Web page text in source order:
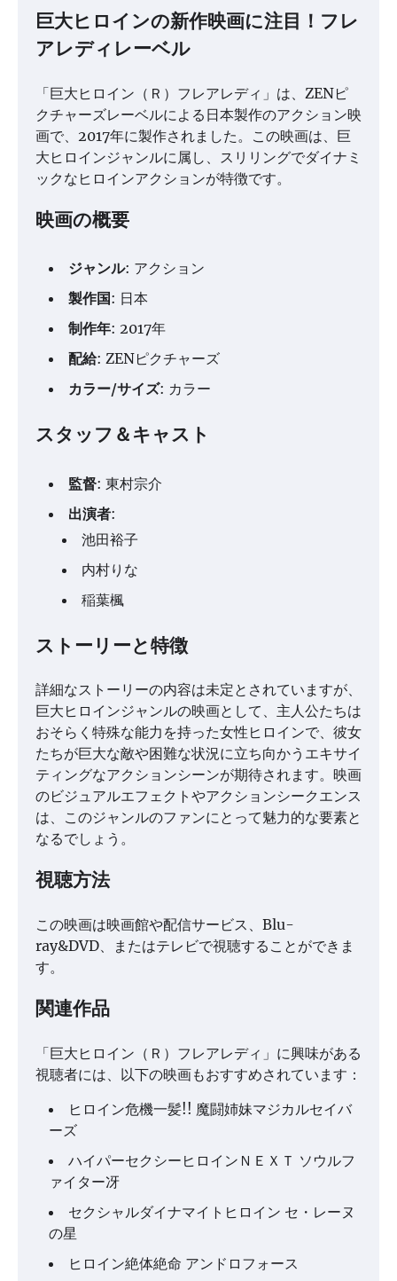
巨大ヒロインの新作映画に注目！フレ
アレディレーベル
「巨大ヒロイン（Ｒ）フレアレディ」は、ZENピ
クチャーズレーベルによる日本製作のアクション映
画で、2017年に製作されました。この映画は、巨
大ヒロインジャンルに属し、スリリングでダイナミ
ックなヒロインアクションが特徴です。
映画の概要
ジャンル: アクション
製作国: 日本
制作年: 2017年
配給: ZENピクチャーズ
カラー/サイズ: カラー
スタッフ＆キャスト
監督: 東村宗介
出演者:
池田裕子
内村りな
稲葉楓
ストーリーと特徴
詳細なストーリーの内容は未定とされていますが、
巨大ヒロインジャンルの映画として、主人公たちは
おそらく特殊な能力を持った女性ヒロインで、彼女
たちが巨大な敵や困難な状況に立ち向かうエキサイ
ティングなアクションシーンが期待されます。映画
のビジュアルエフェクトやアクションシークエンス
は、このジャンルのファンにとって魅力的な要素と
なるでしょう。
視聴方法
この映画は映画館や配信サービス、Blu-
ray&DVD、またはテレビで視聴することができま
す。
関連作品
「巨大ヒロイン（Ｒ）フレアレディ」に興味がある
視聴者には、以下の映画もおすすめされています：
ヒロイン危機一髪!! 魔闘姉妹マジカルセイバ
ーズ
ハイパーセクシーヒロインＮＥＸＴ ソウルフ
ァイター冴
セクシャルダイナマイトヒロイン セ・レーヌ
の星
ヒロイン絶体絶命 アンドロフォース